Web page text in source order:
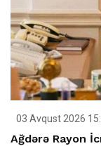
03 Avqust 2026
Ağdərə Rayon